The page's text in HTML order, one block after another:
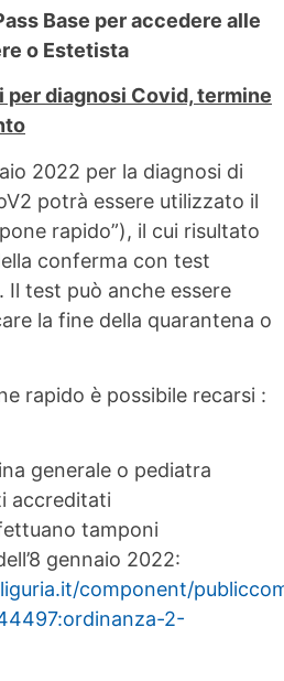
Base per accedere alle
o Estetista
diagnosi Covid, termine
2022 per la diagnosi di
potrà essere utilizzato il
rapido”), il cui risultato
conferma con test
Il test può anche essere
la fine della quarantena o
rapido è possibile recarsi :
generale o pediatra
accreditati
tamponi
gennaio 2022:
component/
2-